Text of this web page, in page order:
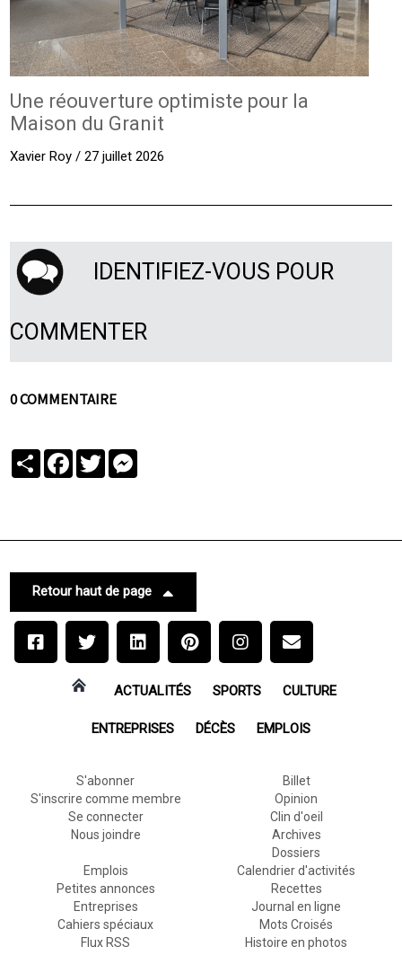
Une réouverture optimiste pour la
Maison du Granit
Xavier Roy / 27 juillet 2026
IDENTIFIEZ-VOUS POUR
COMMENTER
0 COMMENTAIRE
PartagerFacebook
Twitter
Retour haut de page
ACTUALITÉS SPORTS CULTURE
ENTREPRISES DÉCÈS EMPLOIS
S'abonner
S'inscrire comme membre
Se connecter
Nous joindre
Billet
Opinion
Clin d'oeil
Archives
Dossiers
Emplois
Petites annonces
Entreprises
Cahiers spéciaux
Flux RSS
Calendrier d'activités
Recettes
Journal en ligne
Mots Croisés
Histoire en photos